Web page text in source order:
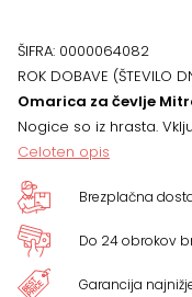
132
cm,
BELA
količina
ŠIFRA: 0000064082
ROK DOBAVE (ŠTEVILO
Omarica za čevlje
Nogice so iz hrasta.
Celoten opis
Brezplačna
Do 24 obrokov
Garancija